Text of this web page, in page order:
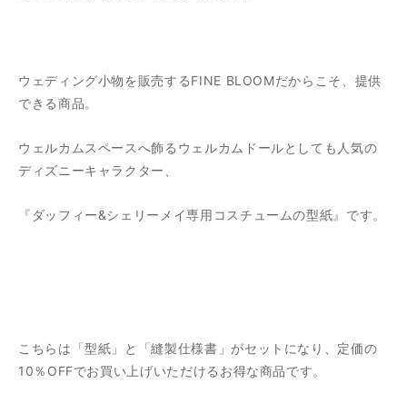
ウェディング小物を販売するFINE BLOOMだからこそ、提供
できる商品。
ウェルカムスペースへ飾るウェルカムドールとしても人気の
ディズニーキャラクター、
『ダッフィー&シェリーメイ専用コスチュームの型紙』です。
こちらは「型紙」と「縫製仕様書」がセットになり、定価の
10％OFFでお買い上げいただけるお得な商品です。